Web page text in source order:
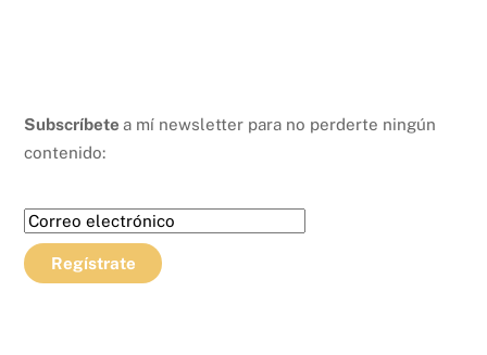
Subscríbete a mí newsletter para no perderte ningún
contenido: